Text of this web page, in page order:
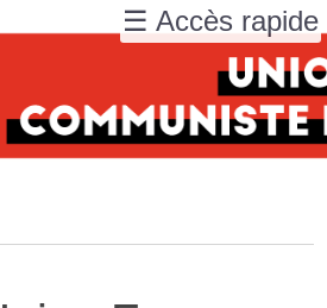
☰ Accès rapide